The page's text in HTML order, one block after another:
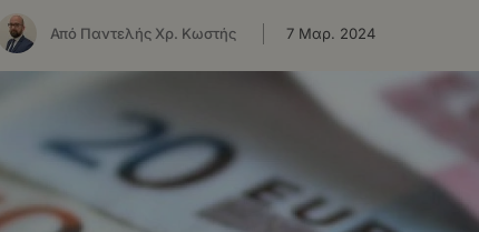
Από Παντελής Χρ. Κωστής 7 Μαρ. 2024